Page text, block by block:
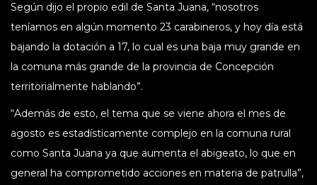
Según dijo el propio edil de Santa Juana, “nosotros
teníamos en algún momento 23 carabineros, y hoy día está
bajando la dotación a 17, lo cual es una baja muy grande en
la comuna más grande de la provincia de Concepción
territorialmente hablando”.
“Además de esto, el tema que se viene ahora el mes de
agosto es estadísticamente complejo en la comuna rural
como Santa Juana ya que aumenta el abigeato, lo que en
general ha comprometido acciones en materia de patrulla”,